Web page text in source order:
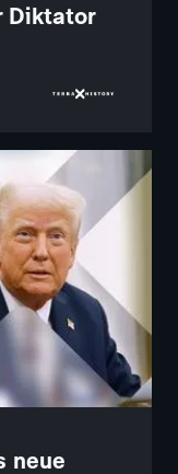
Diktator
neue